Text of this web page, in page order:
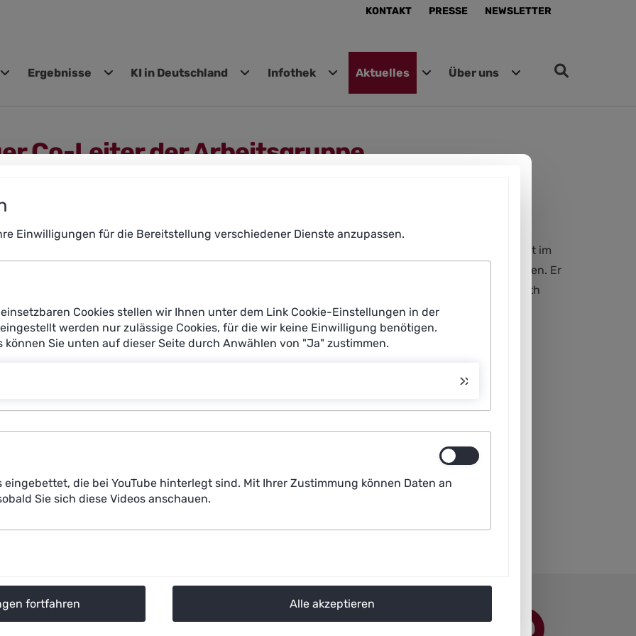
KONTAKT PRESSE NEWSLETTER
Ergebnisse KI in Deutschland Infothek Aktuelles Über uns
Co-Leiter der Arbeitsgruppe
Maschine-Interaktion“
Mensch-Technik-Interaktion am Fraunhofer-Institut für Arbeitswirtschaft und Organisation IAO, hat im
Qualifikation, Mensch-Maschine-Interaktion“ der Plattform Lernende Systeme (PLS) übernommen. Er
IAO, der die Arbeitsgruppe seit Gründung der PLS im Herbst 2017 zusammen mit Elisabeth
Für sein langjähriges Engagement danken wir Wilhelm Bauer herzlich.
Einwilligungen für die Bereitstellung verschiedener Dienste anzupassen.
Cookies stellen wir Ihnen unter dem Link Cookie-Einstellungen in der
werden nur zulässige Cookies, für die wir keine Einwilligung benötigen.
können Sie unten auf dieser Seite durch Anwählen von "Ja" zustimmen.
eingebettet, die bei YouTube hinterlegt sind. Mit Ihrer Zustimmung können Daten an
Sie sich diese Videos anschauen.
fortfahren Alle akzeptieren